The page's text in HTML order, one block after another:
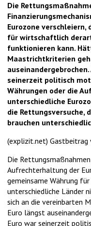
Die
Eurozone verschleiern,
für wirtschaftlich
funktionieren kann.
Maastrichtkriterien
seinerzeit politisch
Währungen oder die
unterschiedliche
die Rettungsversuche,
brauchen
(explizit.net) Gastbeitrag
Die
Aufrechterhaltung der
gemeinsame Währung
unterschiedliche Länder
sich an die vereinbarten
Euro längst
Euro war seinerzeit